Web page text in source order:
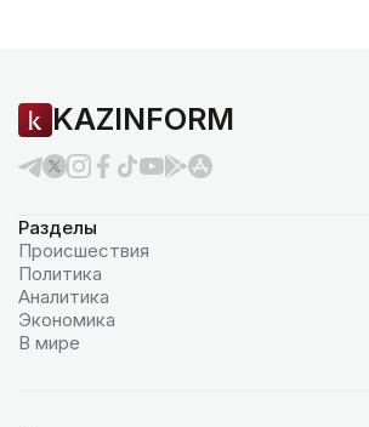
KAZINFORM
Разделы
Происшествия
Политика
Аналитика
Экономика
В мире